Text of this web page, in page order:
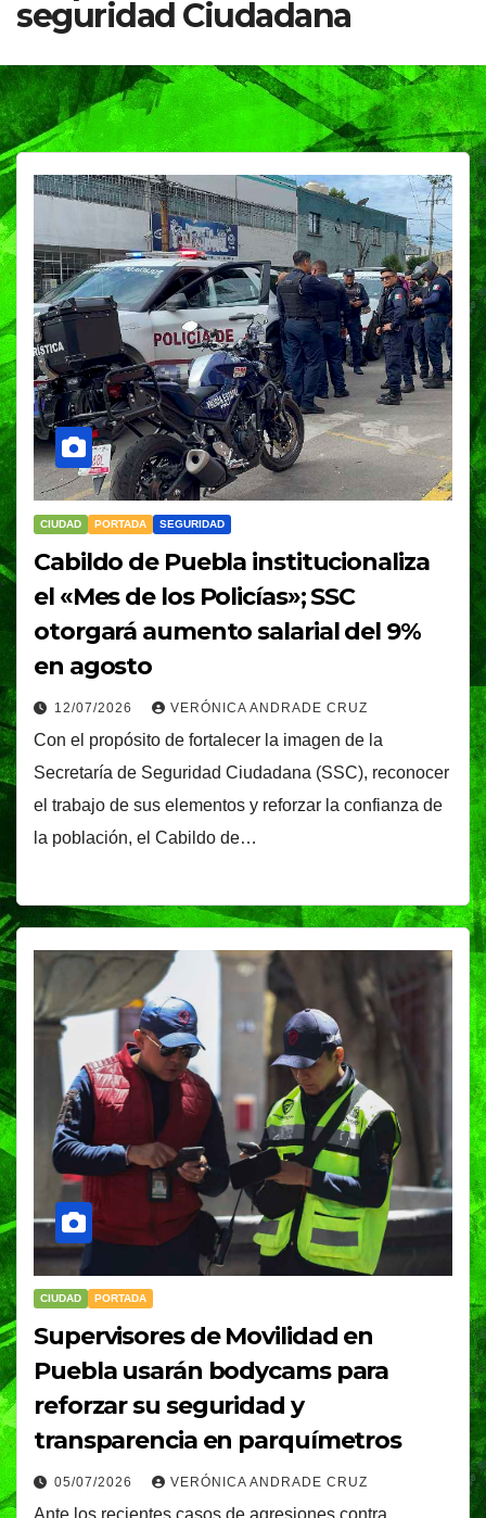
seguridad Ciudadana
CIUDAD PORTADA SEGURIDAD
Cabildo de Puebla institucionaliza
el «Mes de los Policías»; SSC
otorgará aumento salarial del 9%
en agosto
12/07/2026 VERÓNICA ANDRADE CRUZ
Con el propósito de fortalecer la imagen de la
Secretaría de Seguridad Ciudadana (SSC), reconocer
el trabajo de sus elementos y reforzar la confianza de
la población, el Cabildo de…
CIUDAD PORTADA
Supervisores de Movilidad en
Puebla usarán bodycams para
reforzar su seguridad y
transparencia en parquímetros
05/07/2026 VERÓNICA ANDRADE CRUZ